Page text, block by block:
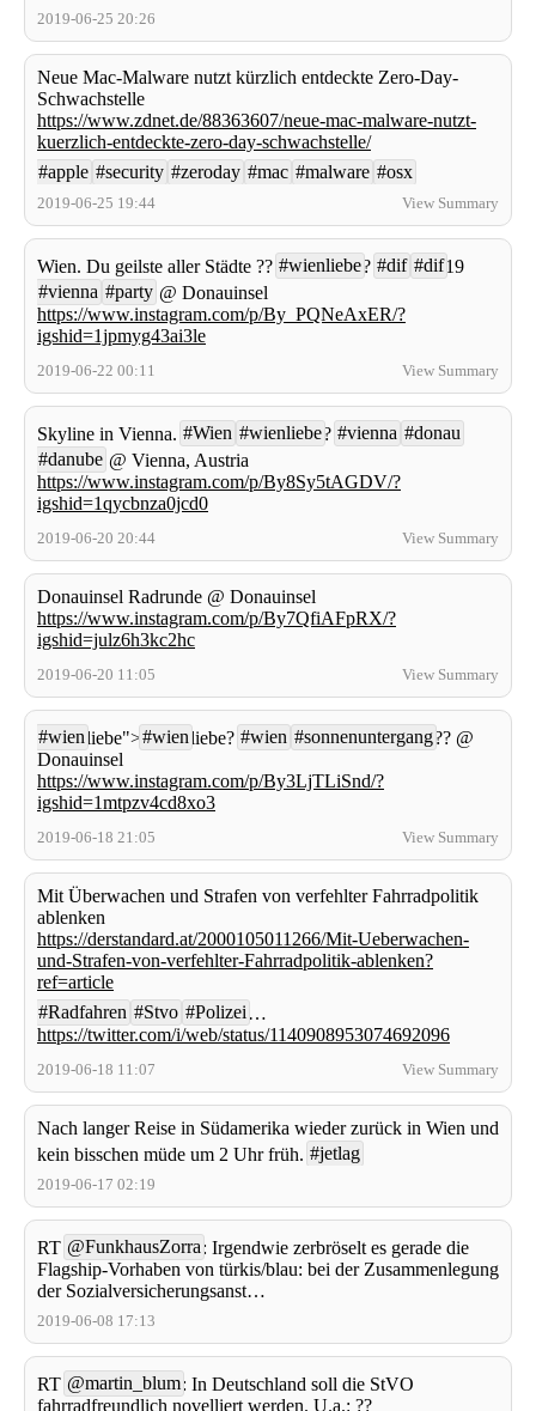
2019-06-25 20:26
Neue Mac-Malware nutzt kürzlich entdeckte Zero-Day-
Schwachstelle
https://www.zdnet.de/88363607/neue-mac-malware-nutzt-
kuerzlich-entdeckte-zero-day-schwachstelle/
#apple #security #zeroday #mac #malware #osx
2019-06-25 19:44 View Summary
Wien. Du geilste aller Städte ?? #wienliebe? #dif #dif19
#vienna #party @ Donauinsel
https://www.instagram.com/p/By_PQNeAxER/?
igshid=1jpmyg43ai3le
2019-06-22 00:11 View Summary
Skyline in Vienna. #Wien #wienliebe? #vienna #donau
#danube @ Vienna, Austria
https://www.instagram.com/p/By8Sy5tAGDV/?
igshid=1qycbnza0jcd0
2019-06-20 20:44 View Summary
Donauinsel Radrunde @ Donauinsel
https://www.instagram.com/p/By7QfiAFpRX/?
igshid=julz6h3kc2hc
2019-06-20 11:05 View Summary
#wien liebe">#wien liebe? #wien #sonnenuntergang?? @
Donauinsel
https://www.instagram.com/p/By3LjTLiSnd/?
igshid=1mtpzv4cd8xo3
2019-06-18 21:05 View Summary
Mit Überwachen und Strafen von verfehlter Fahrradpolitik
ablenken
https://derstandard.at/2000105011266/Mit-Ueberwachen-
und-Strafen-von-verfehlter-Fahrradpolitik-ablenken?
ref=article
#Radfahren #Stvo #Polizei …
https://twitter.com/i/web/status/1140908953074692096
2019-06-18 11:07 View Summary
Nach langer Reise in Südamerika wieder zurück in Wien und
kein bisschen müde um 2 Uhr früh. #jetlag
2019-06-17 02:19
RT @FunkhausZorra : Irgendwie zerbröselt es gerade die
Flagship-Vorhaben von türkis/blau: bei der Zusammenlegung
der Sozialversicherungsanst…
2019-06-08 17:13
RT @martin_blum: In Deutschland soll die StVO
fahrradfreundlich novelliert werden. U.a.: ??